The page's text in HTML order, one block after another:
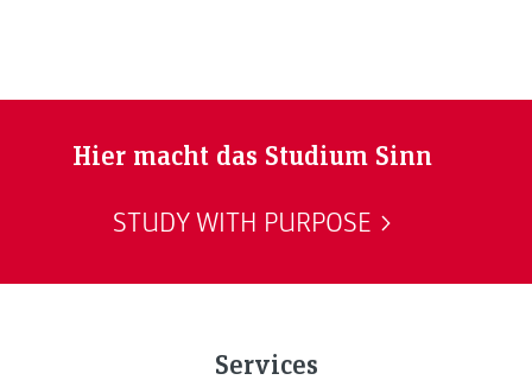
Hier macht das Studium Sinn
STUDY WITH PURPOSE
Services